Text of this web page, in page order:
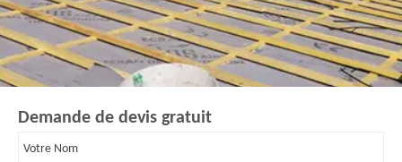
Demande de devis gratuit